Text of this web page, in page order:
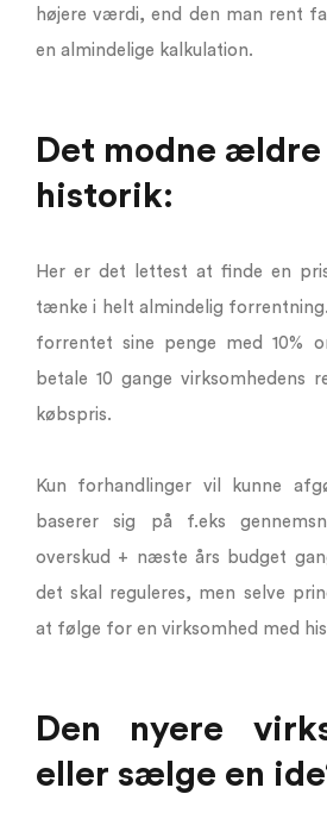
højere værdi, end den man rent
en almindelige kalkulation.
Det modne ældre
historik:
Her er det lettest at finde en
tænke i helt almindelig
forrentet sine penge med 10%
betale 10 gange virksomhedens
købspris.
Kun forhandlinger vil kunne
baserer sig på f.eks
overskud + næste års budget
det skal reguleres, men selve
at følge for en virksomhed med
Den nyere
eller sælge en